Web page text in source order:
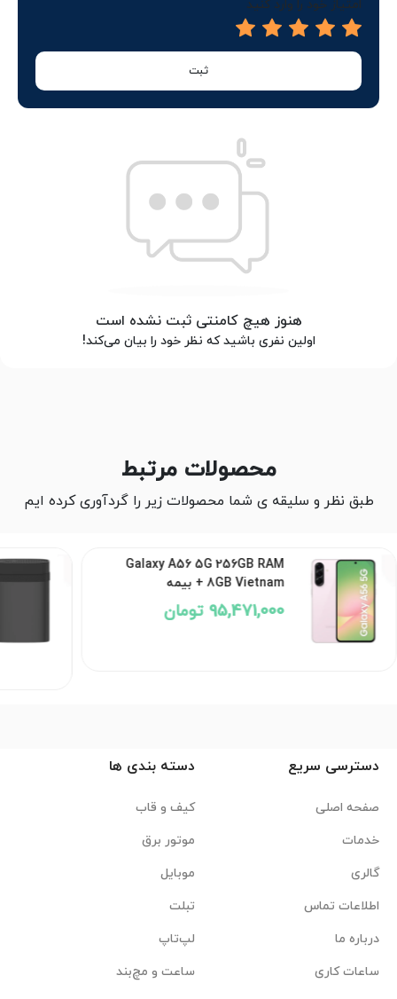
امتیاز خود را وارد کنید
ثبت
هنوز هیچ کامنتی ثبت نشده است
اولین نفری باشید که نظر خود را بیان می‌کند!
محصولات مرتبط
طبق نظر و سلیقه ی شما محصولات زیر را گردآوری کرده ایم
Galaxy A56 5G 256GB RAM
8GB Vietnam + بیمه
95,471,000 تومان
دسترسی سریع
صفحه اصلی
خدمات
گالری
اطلاعات تماس
درباره ما
ساعات کاری
دسته بندی ها
کیف و قاب
موتور برق
موبایل
تبلت
لپ‌تاپ
ساعت و مچ‌بند